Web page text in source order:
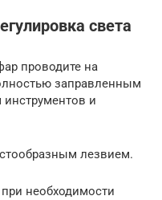
света
проводите на
заправленным
и
лезвием.
необходимости